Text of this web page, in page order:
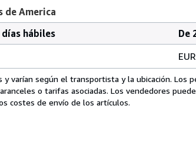
de America
días hábiles
De
varían según el transportista y la ubicación. Los
o tarifas asociadas. Los vendedores
costes de envío de los artículos.